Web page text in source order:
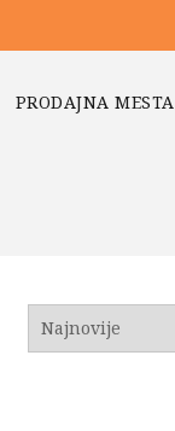
PRODAJNA MESTA